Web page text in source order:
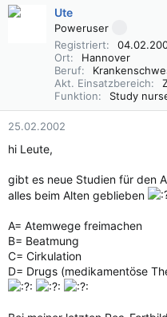
l
l
a
m
Ute
Poweruser
Registriert
Ort
Hannover
Beruf
Akt. Einsatzbereich
Funktion
Study
25.02.2002
hi Leute,
gibt es neue Studien für den
alles beim Alten geblieben
A= Atemwege freimachen
B= Beatmung
C= Cirkulation
D= Drugs (medikamentöse